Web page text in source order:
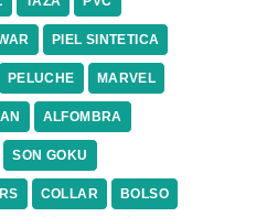
PIEL SINTETICA
PELUCHE MARVEL
ALFOMBRA
SON GOKU
COLLAR BOLSO